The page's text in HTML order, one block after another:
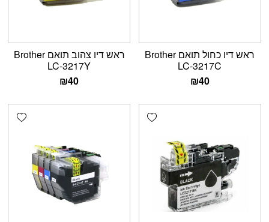
ראש דיו כחול תואם Brother
LC-3217C
₪40
ראש דיו צהוב תואם Brother
LC-3217Y
₪40
Add wishlist